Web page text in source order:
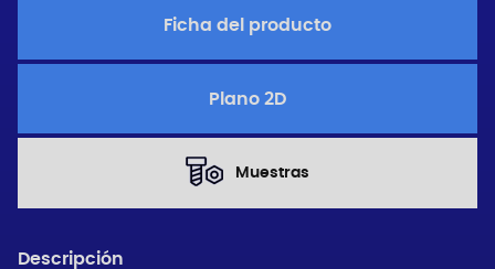
Ficha del producto
Plano 2D
Muestras
Descripción